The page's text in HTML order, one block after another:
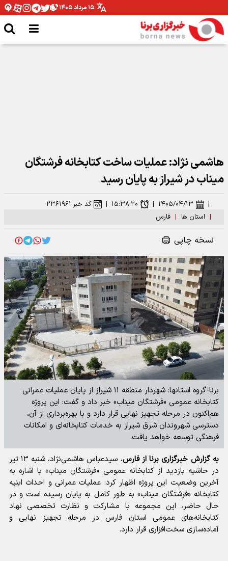
۱۵ مرداد ۱۴۰۵
هاشمی نژاد: عملیات ساخت کتابخانه فرشتگان
میناب ‌در شیراز به پایان رسید
| استان ها | فارس
| ۱۴۰۵/۰۴/۱۳ | ۱۵:۳۸:۲۰ | کد خبر:۲۳۶۱۹۶۱
نسخه چاپی
برنا-گروه استانها: شهردار منطقه ۱۱ شیراز از پایان عملیات عمرانی
کتابخانه عمومی «فرشتگان میناب» خبر داد و گفت: این پروژه
هم‌اکنون در مرحله تجهیز نهایی قرار دارد و با بهره‌برداری از آن،
دسترسی شهروندان شرق شیراز به خدمات کتابخانه‌ای و امکانات
فرهنگی توسعه خواهد یافت.
به گزارش خبرگزاری برنا از فارس
، سیدعباس هاشمی‌نژاد، شنبه ۱۳ تیر
در حاشیه بازدید از کتابخانه عمومی «فرشتگان میناب» با اشاره به
آخرین وضعیت این پروژه اظهار کرد: عملیات عمرانی و احداث ابنیه
کتابخانه «فرشتگان میناب» به طور کامل به پایان رسیده است و در
حال حاضر، این مجموعه با مشارکت و نظارت تخصصی نهاد
کتابخانه‌های عمومی استان فارس در مرحله تجهیز نهایی و
آماده‌سازی سخت‌افزاری قرار دارد.